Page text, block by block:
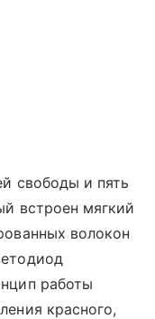
свободы и пять
встроен мягкий
волокон
работы
красного,